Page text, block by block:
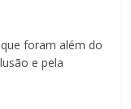
foram além do
e pela